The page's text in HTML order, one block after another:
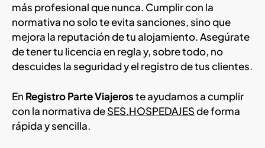
más profesional que nunca. Cumplir con la
normativa no solo te evita sanciones, sino que
mejora la reputación de tu alojamiento. Asegúrate
de tener tu licencia en regla y, sobre todo, no
descuides la seguridad y el registro de tus clientes.
En Registro Parte Viajeroste ayudamos a cumplir
con la normativa deSES.HOSPEDAJESde forma
rápida y sencilla.